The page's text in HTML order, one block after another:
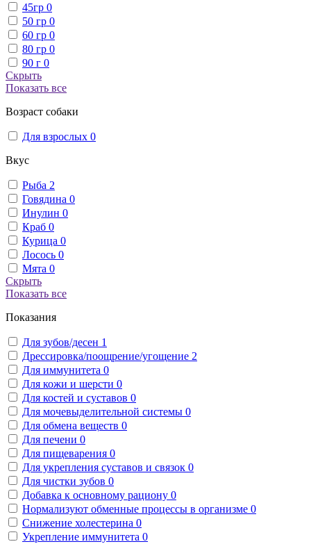
45гр 0
50 гр 0
60 гр 0
80 гр 0
90 г 0
Скрыть
Показать все
Возраст собаки
Для взрослых 0
Вкус
Рыба 2
Говядина 0
Инулин 0
Краб 0
Курица 0
Лосось 0
Мята 0
Скрыть
Показать все
Показания
Для зубов/десен 1
Дрессировка/поощрение/угощение 2
Для иммунитета 0
Для кожи и шерсти 0
Для костей и суставов 0
Для мочевыделительной системы 0
Для обмена веществ 0
Для печени 0
Для пищеварения 0
Для укрепления суставов и связок 0
Для чистки зубов 0
Добавка к основному рациону 0
Нормализуют обменные процессы в организме 0
Снижение холестерина 0
Укрепление иммунитета 0